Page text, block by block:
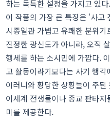
하는 독특한 설정을 가지고 있다.
이 작품의 가장 큰 특징은 '사교
시종일관 가볍고 유쾌한 분위
진정한 광신도가 아니라, 오직
행세를 하는 소시민에 가깝다.
교 활동이라기보다는 사기 행
이러니와 황당한 상황들이 주
이세계 전생물이나 종교 판타
미를 제공한다.